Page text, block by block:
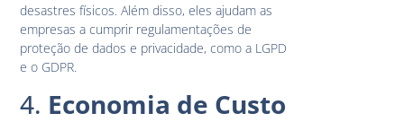
desastres físicos. Além disso, eles ajudam as
empresas a cumprir regulamentações de
proteção de dados e privacidade, como a LGPD
e o GDPR.
4. Economia de Custo